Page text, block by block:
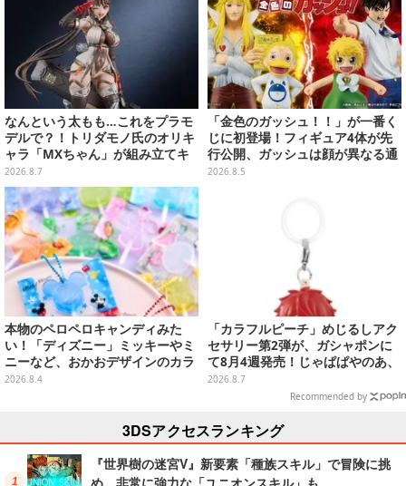
なんという太もも…これをプラモ
デルで？！トリダモノ氏のオリキ
ャラ「MXちゃん」が組み立てキ
ット化―持ってるケースはレール
ガンに変形
2026.8.7
「金色のガッシュ！！」が一番く
じに初登場！フィギュア4体が先
行公開、ガッシュは顔が異なる通
常/ザケルver.の2種
2026.8.5
本物のペロペロキャンディみた
い！「ディズニー」ミッキーやミ
ニーなど、おかおデザインのカラ
フルチャーム全10種が8月31日発
2026.8.4
「カラフルピーチ」めじるしアク
セサリー第2弾が、ガシャポンに
て8月4週発売！じゃぱぱやのあ、
シヴァたちメンバー11名分ライン
2026.8.7
Recommended by
3DSアクセスランキング
『世界樹の迷宮V』新要素「種族スキル」で冒険に挑
め…非常に強力な「ユニオンスキル」も